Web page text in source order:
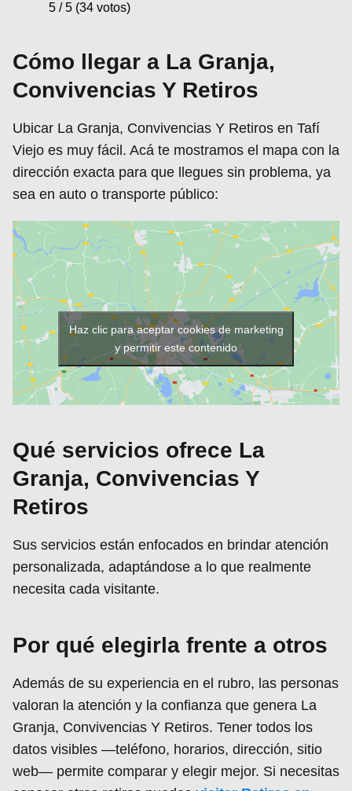
5 / 5 (34 votos)
Cómo llegar a La Granja,
Convivencias Y Retiros
Ubicar La Granja, Convivencias Y Retiros en Tafí
Viejo es muy fácil. Acá te mostramos el mapa con la
dirección exacta para que llegues sin problema, ya
sea en auto o transporte público:
Haz clic para aceptar cookies de marketing
y permitir este contenido
Qué servicios ofrece La
Granja, Convivencias Y
Retiros
Sus servicios están enfocados en brindar atención
personalizada, adaptándose a lo que realmente
necesita cada visitante.
Por qué elegirla frente a otros
Además de su experiencia en el rubro, las personas
valoran la atención y la confianza que genera La
Granja, Convivencias Y Retiros. Tener todos los
datos visibles —teléfono, horarios, dirección, sitio
web— permite comparar y elegir mejor. Si necesitas